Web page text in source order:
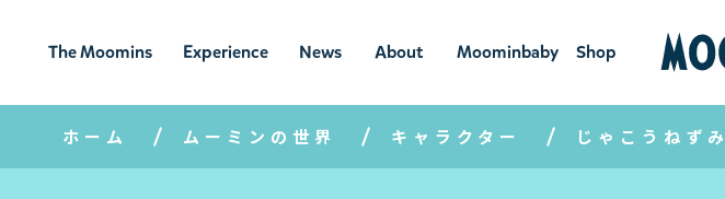
The Moomins
ムーミンの
世界
Experience
ムーミンの世
界を楽しむ
News
ニュ
ース
About
ムーミン
について
Moominbaby
ムーミンベ
ビー
Shop
ショ
ップ
ホーム ムーミンの世界 キャラクター じゃこうねずみ